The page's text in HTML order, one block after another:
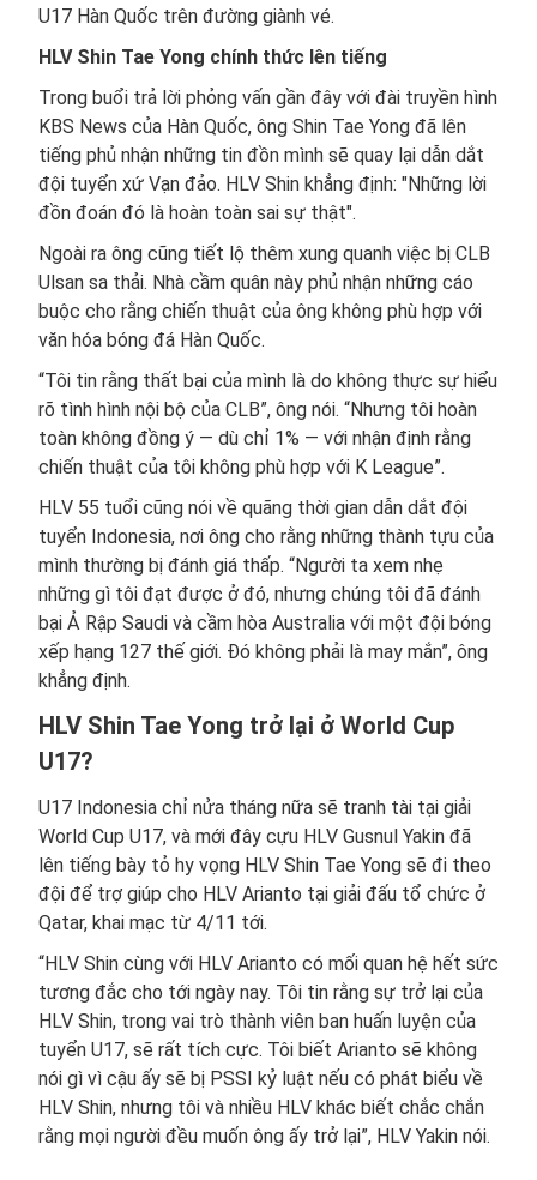
U17 Hàn Quốc trên đường giành vé.
HLV Shin Tae Yong chính thức lên tiếng
Trong buổi trả lời phỏng vấn gần đây với đài truyền hình
KBS News của Hàn Quốc, ông Shin Tae Yong đã lên
tiếng phủ nhận những tin đồn mình sẽ quay lại dẫn dắt
đội tuyển xứ Vạn đảo. HLV Shin khẳng định: "Những lời
đồn đoán đó là hoàn toàn sai sự thật".
Ngoài ra ông cũng tiết lộ thêm xung quanh việc bị CLB
Ulsan sa thải. Nhà cầm quân này phủ nhận những cáo
buộc cho rằng chiến thuật của ông không phù hợp với
văn hóa bóng đá Hàn Quốc.
“Tôi tin rằng thất bại của mình là do không thực sự hiểu
rõ tình hình nội bộ của CLB”, ông nói. “Nhưng tôi hoàn
toàn không đồng ý — dù chỉ 1% — với nhận định rằng
chiến thuật của tôi không phù hợp với K League”.
HLV 55 tuổi cũng nói về quãng thời gian dẫn dắt đội
tuyển Indonesia, nơi ông cho rằng những thành tựu của
mình thường bị đánh giá thấp. “Người ta xem nhẹ
những gì tôi đạt được ở đó, nhưng chúng tôi đã đánh
bại Ả Rập Saudi và cầm hòa Australia với một đội bóng
xếp hạng 127 thế giới. Đó không phải là may mắn”, ông
khẳng định.
HLV Shin Tae Yong trở lại ở World Cup
U17?
U17 Indonesia chỉ nửa tháng nữa sẽ tranh tài tại giải
World Cup U17, và mới đây cựu HLV Gusnul Yakin đã
lên tiếng bày tỏ hy vọng HLV Shin Tae Yong sẽ đi theo
đội để trợ giúp cho HLV Arianto tại giải đấu tổ chức ở
Qatar, khai mạc từ 4/11 tới.
“HLV Shin cùng với HLV Arianto có mối quan hệ hết sức
tương đắc cho tới ngày nay. Tôi tin rằng sự trở lại của
HLV Shin, trong vai trò thành viên ban huấn luyện của
tuyển U17, sẽ rất tích cực. Tôi biết Arianto sẽ không
nói gì vì cậu ấy sẽ bị PSSI kỷ luật nếu có phát biểu về
HLV Shin, nhưng tôi và nhiều HLV khác biết chắc chắn
rằng mọi người đều muốn ông ấy trở lại”, HLV Yakin nói.